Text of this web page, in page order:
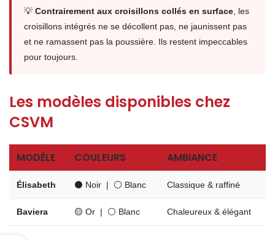
💡 Contrairement aux croisillons collés en surface, les
croisillons intégrés ne se décollent pas, ne jaunissent pas
et ne ramassent pas la poussière. Ils restent impeccables
pour toujours.
Les modèles disponibles chez
CSVM
MODÈLE COULEURS AMBIANCE
Élisabeth ⚫ Noir | ⚪ Blanc Classique & raffiné
Baviera 🟡 Or | ⚪ Blanc Chaleureux & élégant